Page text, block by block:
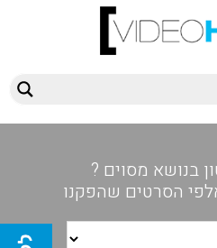
בנושא מסוים ?
הסרטים שהפקנו